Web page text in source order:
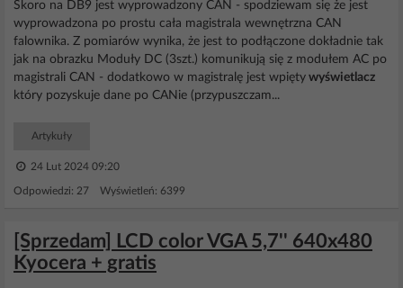
Skoro na DB9 jest wyprowadzony CAN - spodziewam się że jest
wyprowadzona po prostu cała magistrala wewnętrzna CAN
falownika. Z pomiarów wynika, że jest to podłączone dokładnie tak
jak na obrazku Moduły DC (3szt.) komunikują się z modułem AC po
magistrali CAN - dodatkowo w magistralę jest wpięty wyświetlacz
który pozyskuje dane po CANie (przypuszczam...
Artykuły
24 Lut 2024 09:20
Odpowiedzi: 27 Wyświetleń: 6399
[Sprzedam] LCD color VGA 5,7'' 640x480
Kyocera + gratis